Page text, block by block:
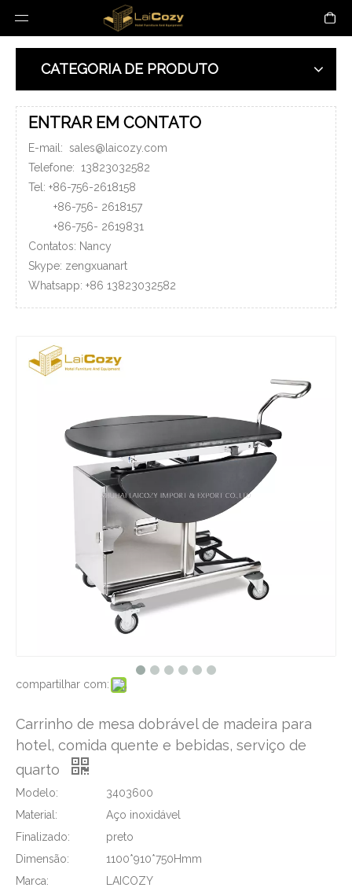
CATEGORIA DE PRODUTO
ENTRAR EM CONTATO
E-mail: sales@laicozy.com
Telefone: 13823032582
Tel: +86-756-2618158
+86-756- 2618157
+86-756- 2619831
Contatos: Nancy
Skype: zengxuanart
Whatsapp: +86 13823032582
compartilhar com:
Carrinho de mesa dobrável de madeira para
hotel, comida quente e bebidas, serviço de
quarto
Modelo:
3403600
Material:
Aço inoxidável
Finalizado:
preto
Dimensão:
1100*910*750Hmm
Marca:
LAICOZY